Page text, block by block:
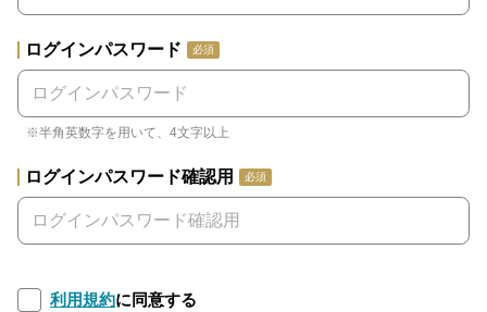
ログインパスワード 必須
※半角英数字を用いて、4文字以上
ログインパスワード確認用 必須
利用規約に同意する